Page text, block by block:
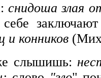
снидоша злая
и конников
слышишь: